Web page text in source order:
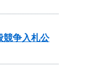
争入札公